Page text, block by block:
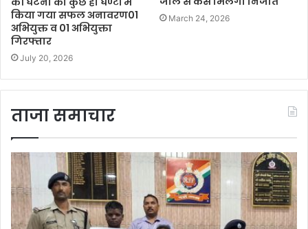
किया गया सफल अनावरण01
अभियुक्त व 01 अभियुक्ता
गिरफ्तार
July 20, 2026
March 24, 2026
ताजा समाचार